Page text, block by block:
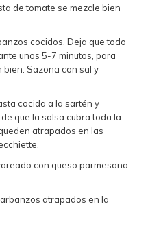
de tomate se mezcle bien
cocidos. Deja que todo
unos 5-7 minutos, para
bien. Sazona con sal y
cocida a la sartén y
que la salsa cubra toda la
atrapados en las
con queso parmesano
atrapados en la